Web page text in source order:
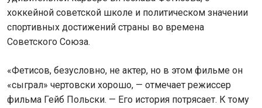
хоккейной советской школе и политическом значении
спортивных достижений страны во времена
Советского Союза.
«Фетисов, безусловно, не актер, но в этом фильме он
«сыграл» чертовски хорошо, — отмечает режиссер
фильма Гейб Польски. — Его история потрясает. К тому